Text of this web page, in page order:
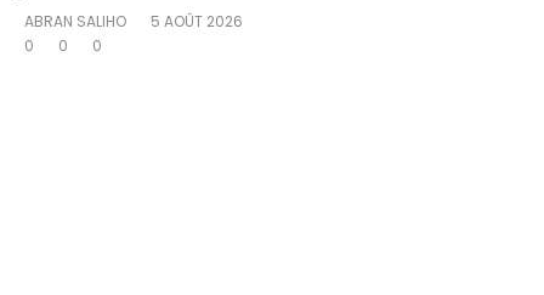
ABRAN SALIHO
5 AOÛT 2026
0
0 0